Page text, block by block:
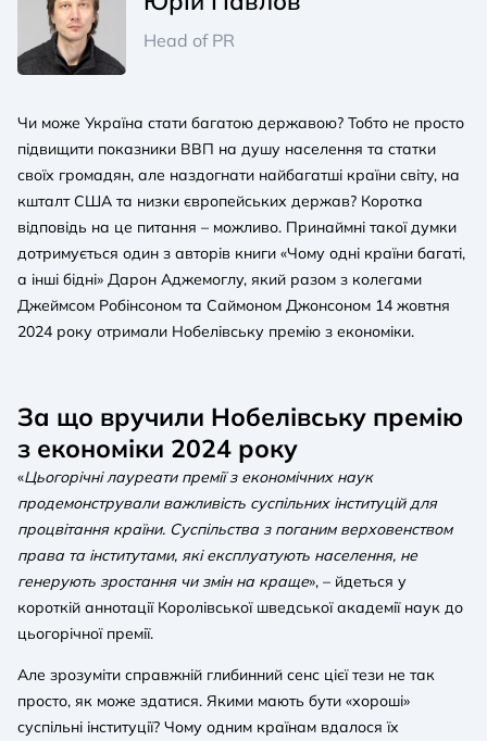
Head of PR
Чи може Україна стати багатою державою? Тобто не просто
підвищити показники ВВП на душу населення та статки
своїх громадян, але наздогнати найбагатші країни світу, на
кшталт США та низки європейських держав? Коротка
відповідь на це питання – можливо. Принаймні такої думки
дотримується один з авторів книги «Чому одні країни багаті,
а інші бідні» Дарон Аджемоглу, який разом з колегами
Джеймсом Робінсоном та Саймоном Джонсоном 14 жовтня
2024 року отримали Нобелівську премію з економіки.
За що вручили Нобелівську премію
з економіки 2024 року
«Цьогорічні лауреати премії з економічних наук
продемонстрували важливість суспільних інституцій для
процвітання країни. Суспільства з поганим верховенством
права та інститутами, які експлуатують населення, не
генерують зростання чи змін на краще», – йдеться у
короткій аннотації Королівської шведської академії наук до
цьогорічної премії.
Але зрозуміти справжній глибинний сенс цієї тези не так
просто, як може здатися. Якими мають бути «хороші»
суспільні інституції? Чому одним країнам вдалося їх